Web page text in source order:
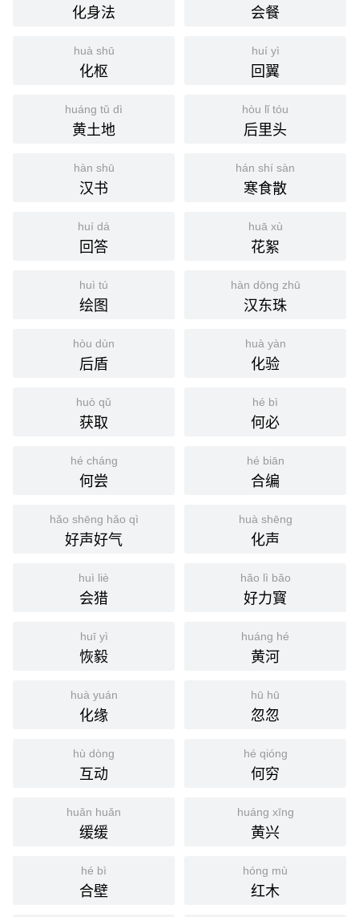
化身法 会餐
huà shū
化枢
huí yì
回翼
huáng tǔ dì
黄土地
hòu lǐ tóu
后里头
hàn shū
汉书
hán shí sàn
寒食散
huí dá
回答
huā xù
花絮
huì tú
绘图
hàn dōng zhū
汉东珠
hòu dùn
后盾
huà yàn
化验
huò qǔ
获取
hé bì
何必
hé cháng
何尝
hé biān
合编
hǎo shēng hǎo qì
好声好气
huà shēng
化声
huì liè
会猎
hǎo lì bǎo
好力寳
huī yì
恢毅
huáng hé
黄河
huà yuán
化缘
hū hū
忽忽
hù dòng
互动
hé qióng
何穷
huǎn huǎn
缓缓
huáng xīng
黄兴
hé bì
合壁
hóng mù
红木